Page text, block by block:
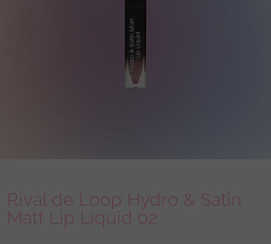
Rival de Loop Hydro & Satin
Matt Lip Liquid 02